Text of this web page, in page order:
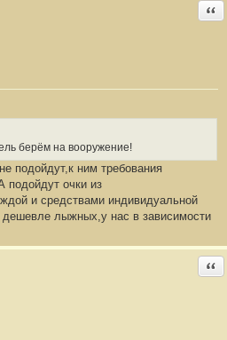
берём на вооружение!
подойдут,к ним требования
подойдут очки из
и средствами индивидуальной
дешевле лыжных,у нас в зависимости